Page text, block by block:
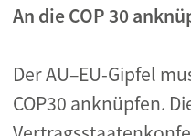
An die COP 30
Der AU–EU-Gipfel
COP30 anknüpfen.